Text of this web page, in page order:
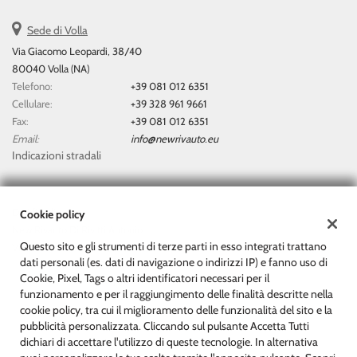
Sede di Volla
Via Giacomo Leopardi, 38/40
80040 Volla (NA)
Telefono:
+39 081 012 6351
Cellulare:
+39 328 961 9661
Fax:
+39 081 012 6351
Email:
info@newrivauto.eu
Indicazioni stradali
Dati fiscali:
Via Giacomo Leopardi, 38/40, Volla (NA)
C.F/P.IVA:07153511212
Registro delle imprese:NA
Cookie policy
Questo sito e gli strumenti di terze parti in esso integrati trattano
dati personali (es. dati di navigazione o indirizzi IP) e fanno uso di
Cookie, Pixel, Tags o altri identificatori necessari per il
funzionamento e per il raggiungimento delle finalità descritte nella
cookie policy, tra cui il miglioramento delle funzionalità del sito e la
pubblicità personalizzata. Cliccando sul pulsante Accetta Tutti
dichiari di accettare l'utilizzo di queste tecnologie. In alternativa
strumenti
di
tracciamento
si
rimanda
alla
cookie
policy.
Puoi
rivedere
e
modificare
le
scelte
in
qualsiasi
momento.